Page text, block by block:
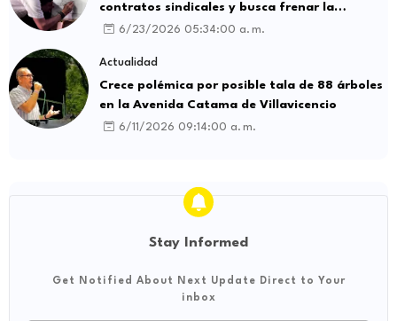
contratos sindicales y busca frenar la
intermediación laboral ilegal
6/23/2026 05:34:00 a. m.
Actualidad
Crece polémica por posible tala de 88 árboles
en la Avenida Catama de Villavicencio
6/11/2026 09:14:00 a. m.
Stay Informed
Get Notified About Next Update Direct to Your
inbox